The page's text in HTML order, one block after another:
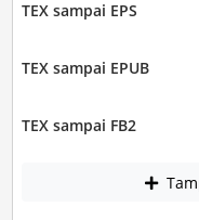
TEX sampai EPS
TEX sampai EPUB
TEX sampai FB2